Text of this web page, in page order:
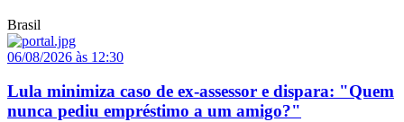
Brasil
06/08/2026 às 12:30
Lula minimiza caso de ex-assessor e dispara: "Quem
nunca pediu empréstimo a um amigo?"